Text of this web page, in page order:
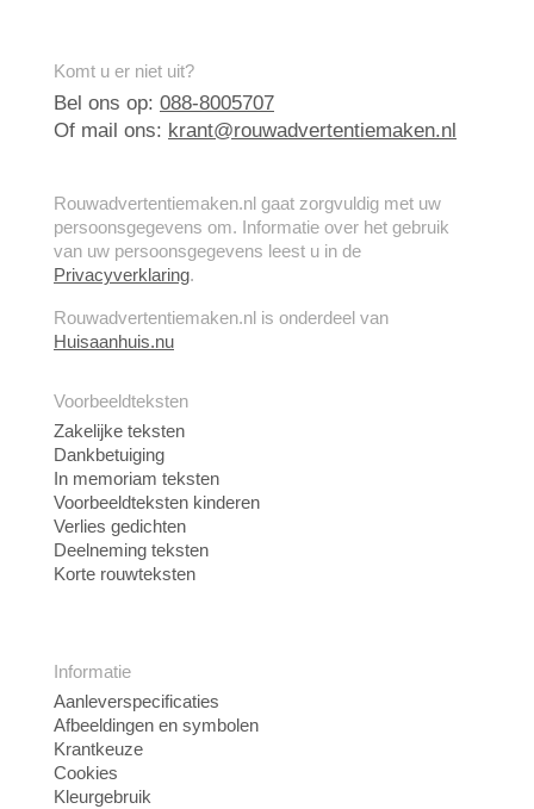
Komt u er niet uit?
Bel ons op: 088-8005707
Of mail ons: krant@rouwadvertentiemaken.nl
Rouwadvertentiemaken.nl gaat zorgvuldig met uw
persoonsgegevens om. Informatie over het gebruik
van uw persoonsgegevens leest u in de
Privacyverklaring.
Rouwadvertentiemaken.nl is onderdeel van
Huisaanhuis.nu
Voorbeeldteksten
Zakelijke teksten
Dankbetuiging
In memoriam teksten
Voorbeeldteksten kinderen
Verlies gedichten
Deelneming teksten
Korte rouwteksten
Informatie
Aanleverspecificaties
Afbeeldingen en symbolen
Krantkeuze
Cookies
Kleurgebruik